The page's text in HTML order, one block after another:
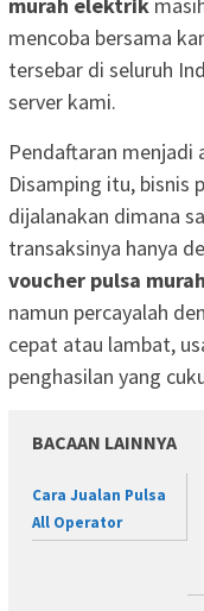
mencoba bersama
tersebar di seluruh
server kami.
Pendaftaran menjadi
Disamping itu, bisnis
dijalanakan dimana
transaksinya hanya
voucher pulsa
namun percayalah
cepat atau lambat,
penghasilan yang
BACAAN LAINNYA
Cara Jualan Pulsa
All Operator